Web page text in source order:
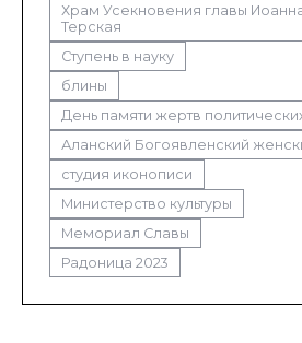
Храм Усекновения главы
Терская
Ступень в науку
блины
День памяти жертв
Аланский Богоявленский
студия иконописи
Министерство культуры
Мемориал Славы
Радоница 2023